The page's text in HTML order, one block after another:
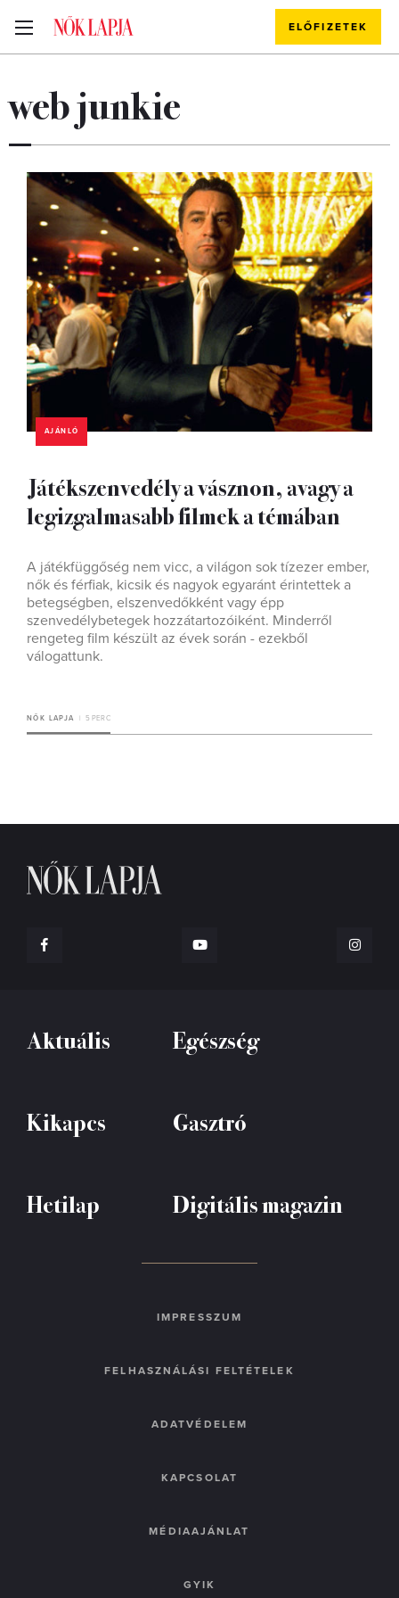
ELŐFIZETEK
web junkie
AJÁNLÓ
Játékszenvedély a vásznon, avagy a
legizgalmasabb filmek a témában
A játékfüggőség nem vicc, a világon sok tízezer ember,
nők és férfiak, kicsik és nagyok egyaránt érintettek a
betegségben, elszenvedőkként vagy épp
szenvedélybetegek hozzátartozóiként. Minderről
rengeteg film készült az évek során - ezekből
válogattunk.
NŐK LAPJA 5 PERC
Aktuális Egészség
Kikapcs Gasztró
Hetilap Digitális magazin
IMPRESSZUM
FELHASZNÁLÁSI FELTÉTELEK
ADATVÉDELEM
KAPCSOLAT
MÉDIAAJÁNLAT
GYIK